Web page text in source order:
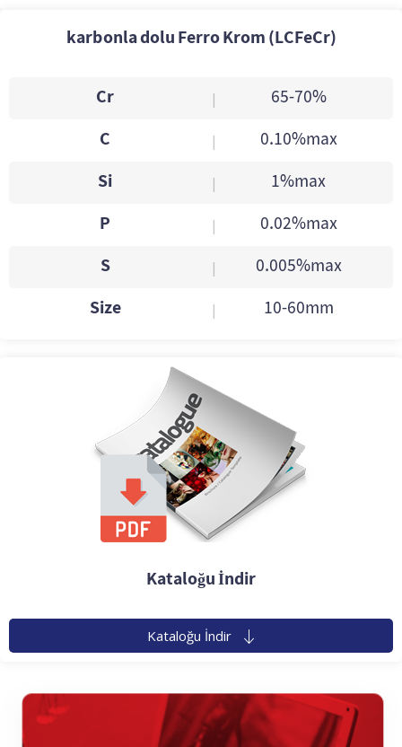
karbonla dolu Ferro Krom (LCFeCr)
Cr |
65-70%
C
|
0.10%max
Si
|
1%max
P
|
0.02%max
S
|
0.005%max
Size
| 10-60mm
Kataloğu İndir
Kataloğu İndir